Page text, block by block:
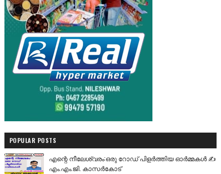
POPULAR POSTS
എന്റെ നീലേശ്വരം:ഒരു റോഡ് പിളർത്തിയ ഓർമ്മകൾ ✍️
എം.എം.ജി. കാസർകോട്